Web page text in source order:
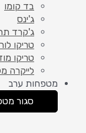
בד קומו
ג'ינס
ג'קרד
טריקו
טריקו
לייקרה
מטפחות ערב
סגור